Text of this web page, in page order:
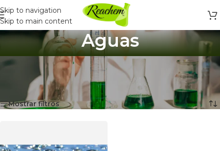
Skip to navigation
Skip to main content
Aguas
Inicio Productos Químicos y Laboratorio Productos Químicos/
Mostrando el único resultado
Mostrar filtros